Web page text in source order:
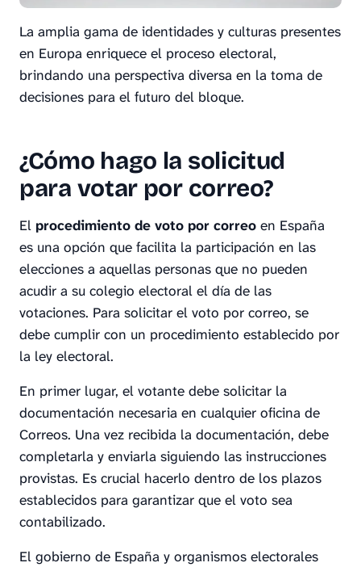
La amplia gama de identidades y culturas presentes
en Europa enriquece el proceso electoral,
brindando una perspectiva diversa en la toma de
decisiones para el futuro del bloque.
¿Cómo hago la solicitud
para votar por correo?
El procedimiento de voto por correo en España
es una opción que facilita la participación en las
elecciones a aquellas personas que no pueden
acudir a su colegio electoral el día de las
votaciones. Para solicitar el voto por correo, se
debe cumplir con un procedimiento establecido por
la ley electoral.
En primer lugar, el votante debe solicitar la
documentación necesaria en cualquier oficina de
Correos. Una vez recibida la documentación, debe
completarla y enviarla siguiendo las instrucciones
provistas. Es crucial hacerlo dentro de los plazos
establecidos para garantizar que el voto sea
contabilizado.
El gobierno de España y organismos electorales